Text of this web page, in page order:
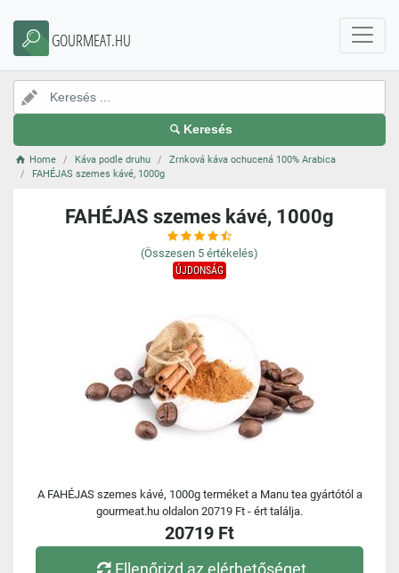
GOURMEAT.HU
Keresés
Home Káva podle druhu
Zrnková káva ochucená 100% Arabica
FAHÉJAS szemes kávé, 1000g
FAHÉJAS szemes kávé, 1000g
(Összesen 5 értékelés)
ÚJDONSÁG
A FAHÉJAS szemes kávé, 1000g terméket a Manu tea gyártótól a
gourmeat.hu oldalon 20719 Ft - ért találja.
20719 Ft
Ellenőrizd az elérhetőséget